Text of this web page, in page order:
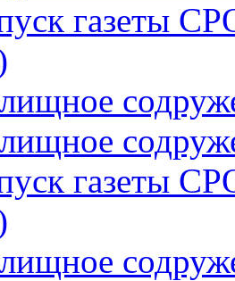
газеты
газеты